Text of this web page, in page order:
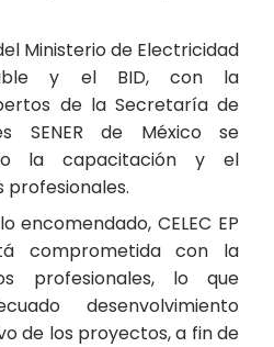
Ministerio de Electricidad
y el BID, con la
de la Secretaría de
SENER de México se
la capacitación y el
encomendado, CELEC EP
comprometida con la
profesionales, lo que
desenvolvimiento
de los proyectos, a fin de